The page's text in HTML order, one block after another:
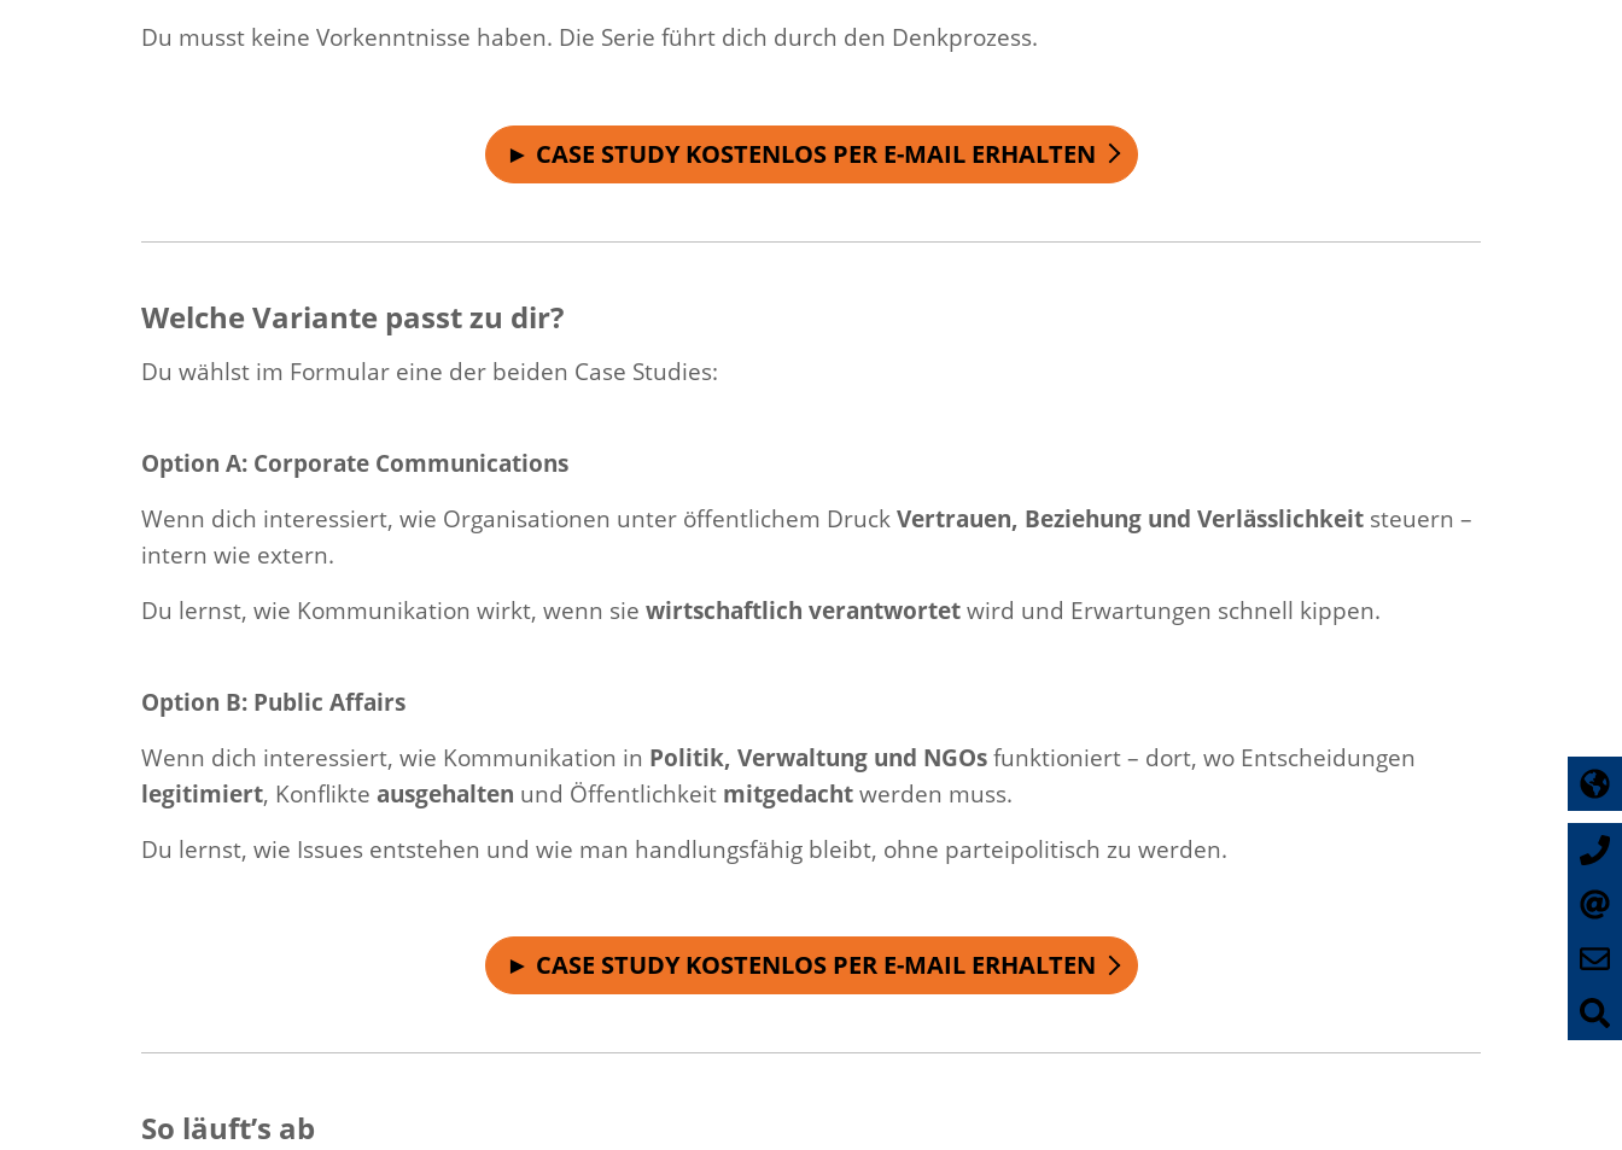
Du musst keine Vorkenntnisse haben. Die Serie führt dich durch den Denkprozess.
► CASE STUDY KOSTENLOS PER E-MAIL ERHALTEN
Welche Variante passt zu dir?
Du wählst im Formular eine der beiden Case Studies:
Option A: Corporate Communications
Wenn dich interessiert, wie Organisationen unter öffentlichem DruckVertrauen, Beziehung und Verlässlichkeit steuern –
intern wie extern.
Du lernst, wie Kommunikation wirkt, wenn sie wirtschaftlich verantwortetwird und Erwartungen schnell kippen.
Option B: Public Affairs
Wenn dich interessiert, wie Kommunikation in Politik, Verwaltung und NGOsfunktioniert – dort, wo Entscheidungen
legitimiert, Konflikte ausgehalten und Öffentlichkeit mitgedachtwerden muss.
Du lernst, wie Issues entstehen und wie man handlungsfähig bleibt, ohne parteipolitisch zu werden.
► CASE STUDY KOSTENLOS PER E-MAIL ERHALTEN
So läuft’s ab